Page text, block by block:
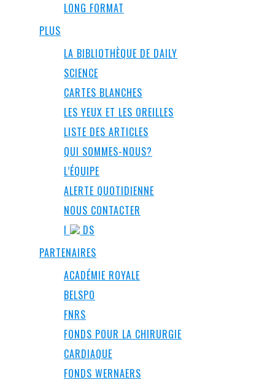
LONG FORMAT
PLUS
LA BIBLIOTHÈQUE DE DAILY
SCIENCE
CARTES BLANCHES
LES YEUX ET LES OREILLES
LISTE DES ARTICLES
QUI SOMMES-NOUS?
L’ÉQUIPE
ALERTE QUOTIDIENNE
NOUS CONTACTER
I
DS
PARTENAIRES
ACADÉMIE ROYALE
BELSPO
FNRS
FONDS POUR LA CHIRURGIE
CARDIAQUE
FONDS WERNAERS